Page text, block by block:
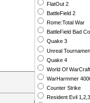
FlatOut 2
BattleField 2
Rome:Total War
BattleField Bad
Quake 3
Unreal
Quake 4
World Of
WarHarmmer
Counter Strike
Resident Evil